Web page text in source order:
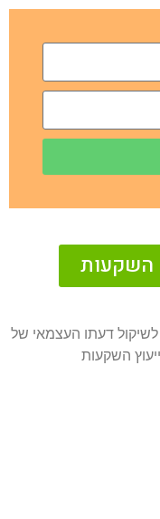
השקעות
דעתו העצמאי של
השקעות